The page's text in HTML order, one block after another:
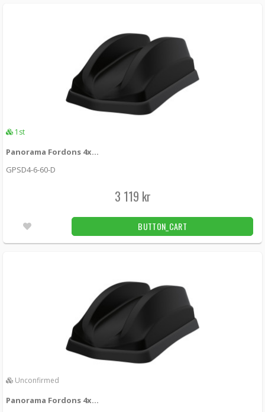
1st
Panorama Fordons 4x4 MIMO 5G/4G 2x2 WiFi GPS Black
GPSD4-6-60-D
3 119 kr
BUTTON_CART
Unconfirmed
Panorama Fordons 4x4 MIMO 5G/4G 3x3 WiFi GPS Black